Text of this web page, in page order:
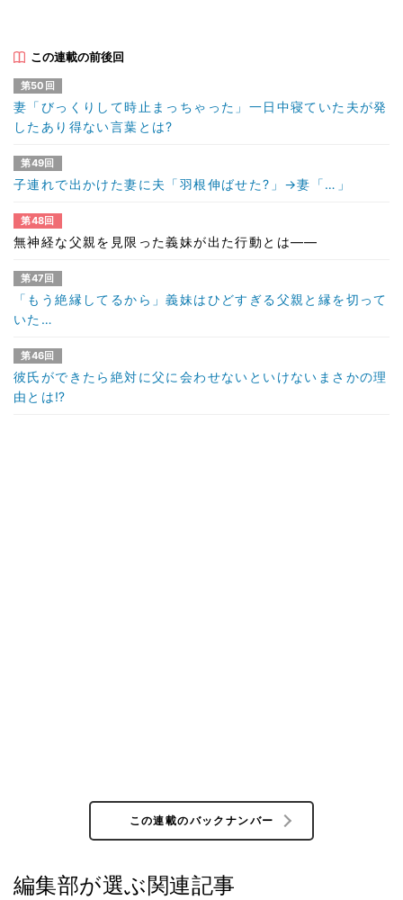
この連載の前後回
第50回
妻「びっくりして時止まっちゃった」一日中寝ていた夫が発
したあり得ない言葉とは?
第49回
子連れで出かけた妻に夫「羽根伸ばせた?」→妻「…」
第48回
無神経な父親を見限った義妹が出た行動とは――
第47回
「もう絶縁してるから」義妹はひどすぎる父親と縁を切って
いた…
第46回
彼氏ができたら絶対に父に会わせないといけないまさかの理
由とは⁉
この連載のバックナンバー
編集部が選ぶ関連記事